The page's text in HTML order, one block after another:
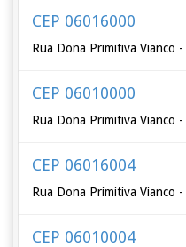
CEP 06016000
Rua Dona Primitiva Vianco
CEP 06010000
Rua Dona Primitiva Vianco
CEP 06016004
Rua Dona Primitiva Vianco
CEP 06010004